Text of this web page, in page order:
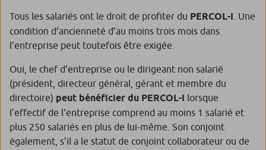
Tous les salariés ont le droit de profiter du PERCOL-I . Une
condition d’ancienneté d’au moins trois mois dans
l’entreprise peut toutefois être exigée.
Oui, le chef d’entreprise ou le dirigeant non salarié
(président, directeur général, gérant et membre du
directoire) peut bénéficier du PERCOL-I lorsque
l’effectif de l’entreprise comprend au moins 1 salarié et
plus 250 salariés en plus de lui-même. Son conjoint
également, s’il a le statut de conjoint collaborateur ou de